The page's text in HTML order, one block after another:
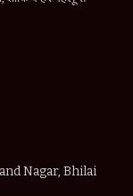
Nagar, Bhilai